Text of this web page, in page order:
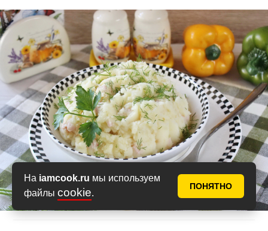
На iamcook.ru мы используем
файлы cookie.
ПОНЯТНО